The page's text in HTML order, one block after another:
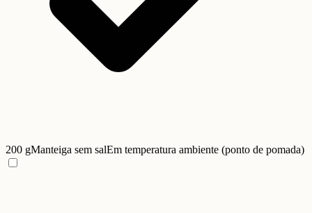
200 gManteiga sem salEm temperatura ambiente (ponto de pomada)